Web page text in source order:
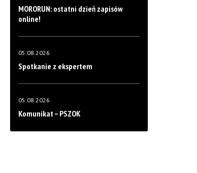
MORORUN: ostatni dzień zapisów
online!
05.08.2026
Spotkanie z ekspertem
05.08.2026
Komunikat – PSZOK